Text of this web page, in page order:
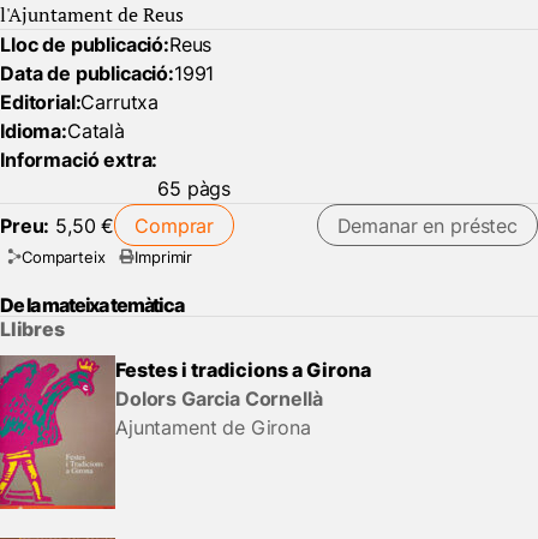
l'Ajuntament de Reus
Lloc de publicació:Reus
Data de publicació:1991
Editorial:Carrutxa
Idioma:Català
Informació extra:
65 pàgs
Preu: 5,50 € Comprar Demanar en préstec
Comparteix Imprimir
De la mateixa temàtica
Llibres
Festes i tradicions a Girona
Dolors Garcia Cornellà
Ajuntament de Girona